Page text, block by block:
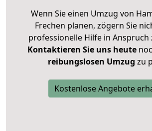
Wenn Sie einen Umzug von
Frechen planen, zögern Sie
professionelle Hilfe in Anspruch
Kontaktieren Sie uns heute
reibungslosen Umzug zu
Kostenlose Angebote